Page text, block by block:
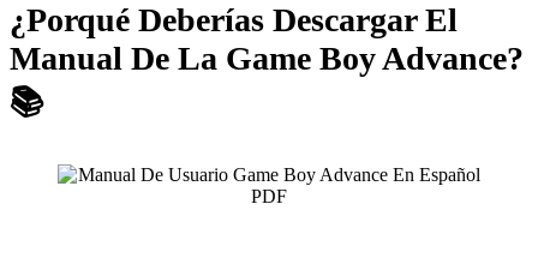
¿Porqué Deberías Descargar El
Manual De La Game Boy Advance?
📚